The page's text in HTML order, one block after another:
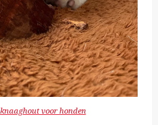
voor honden